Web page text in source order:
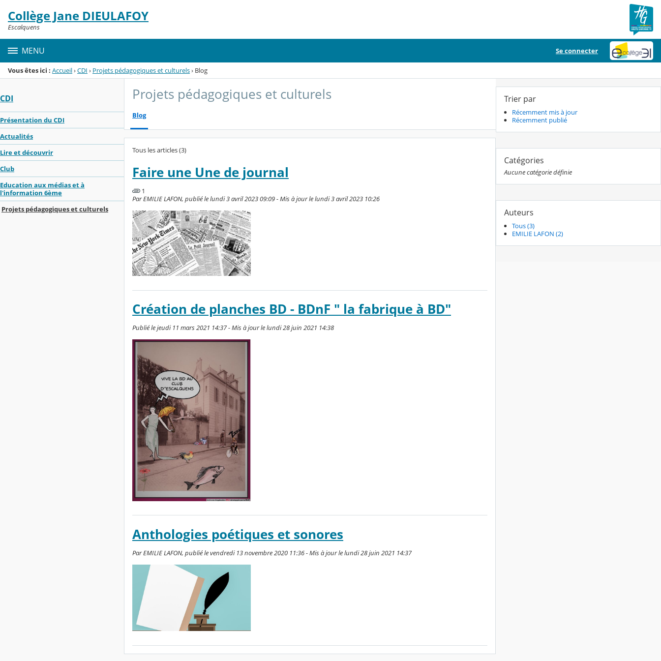
Menu de la rubrique
Contenu
Collège Jane DIEULAFOY
Escalquens
MENU Se connecter
Vous êtes ici : Accueil›CDI › Projets pédagogiques et culturels› Blog
CDI
Présentation du CDI
Actualités
Lire et découvrir
Club
Education aux médias et à
l'information 6ème
Projets pédagogiques et culturels
Projets pédagogiques et culturels
Blog
Tous les articles (3)
Faire une Une de journal
1
Par EMILIE LAFON, publié le lundi 3 avril 2023 09:09 - Mis à jour le lundi 3 avril 2023 10:26
Création de planches BD - BDnF " la fabrique à BD"
Publié le jeudi 11 mars 2021 14:37 - Mis à jour le lundi 28 juin 2021 14:38
Anthologies poétiques et sonores
Par EMILIE LAFON, publié le vendredi 13 novembre 2020 11:36 - Mis à jour le lundi 28 juin 2021 14:37
Trier par
Récemment mis à jour
Récemment publié
Catégories
Aucune catégorie définie
Auteurs
Tous (3)
EMILIE LAFON (2)